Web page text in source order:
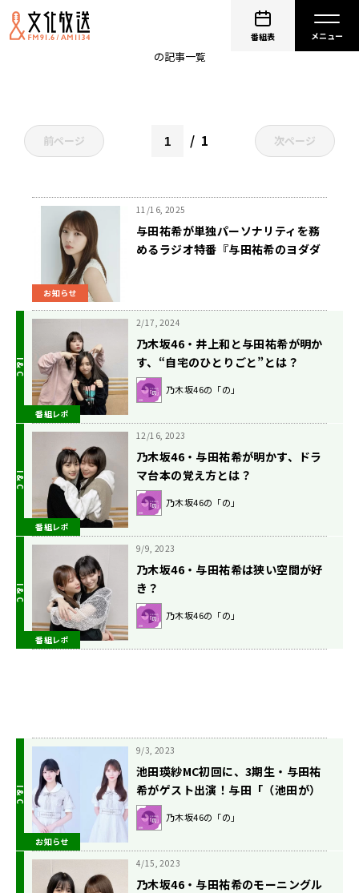
番組表
の記事一覧
前ページ 1 次ページ
お知らせ
11/16, 2025
与田祐希が単独パーソナリティを務
めるラジオ特番『与田祐希のヨダダ
番組レポ
2/17, 2024
乃木坂46・井上和と与田祐希が明か
す、“自宅のひとりごと”とは？
乃木坂46の「の」
番組レポ
12/16, 2023
乃木坂46・与田祐希が明かす、ドラ
マ台本の覚え方とは？
乃木坂46の「の」
番組レポ
9/9, 2023
乃木坂46・与田祐希は狭い空間が好
き？
乃木坂46の「の」
お知らせ
9/3, 2023
池田瑛紗MC初回に、3期生・与田祐
希がゲスト出演！与田「（池田が）
センターの曲『心にもないこと』、
かわいい。めちゃ見ちゃう」『乃木
乃木坂46の「の」
4/15, 2023
乃木坂46・与田祐希のモーニングル